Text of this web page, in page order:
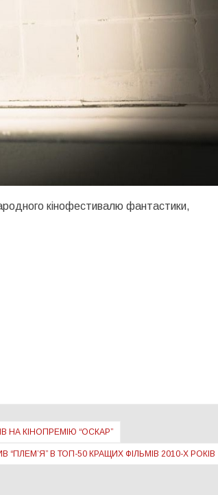
кінофестивалю фантастики,
НА КІНОПРЕМІЮ “ОСКАР”
“ПЛЕМ’Я” В ТОП-50 КРАЩИХ ФІЛЬМІВ 2010-Х РОКІВ